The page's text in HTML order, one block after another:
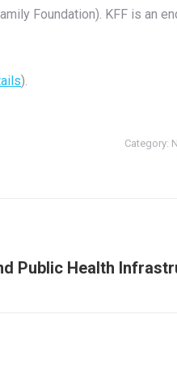
Foundation). KFF is an
).
Category:
Public Health